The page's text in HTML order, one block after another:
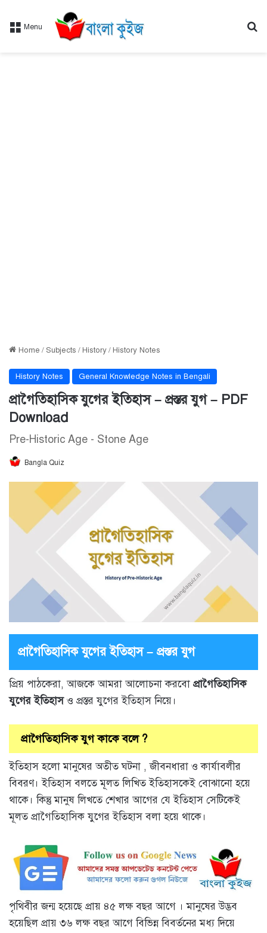
Menu
Home / Subjects /History/History Notes
History Notes General Knowledge Notes in Bengali
প্রাগৈতিহাসিক যুগের ইতিহাস – প্রস্তর যুগ – PDF
Download
Pre-Historic Age - Stone Age
Bangla Quiz
প্রাগৈতিহাসিক যুগের ইতিহাস – প্রস্তর যুগ
প্রিয় পাঠকেরা, আজকে আমরা আলোচনা করবো প্রাগৈতিহাসিক
যুগের ইতিহাসও প্রস্তর যুগের ইতিহাস নিয়ে।
প্রাগৈতিহাসিক যুগ কাকে বলে ?
ইতিহাস হলো মানুষের অতীত ঘটনা , জীবনধারা ও কার্যাবলীর
বিবরণ। ইতিহাস বলতে মূলত লিখিত ইতিহাসকেই বোঝানো হয়ে
থাকে। কিন্তু মানুষ লিখতে শেখার আগের যে ইতিহাস সেটিকেই
মূলত প্রাগৈতিহাসিক যুগের ইতিহাস বলা হয়ে থাকে।
পৃথিবীর জন্ম হয়েছে প্রায় ৪৫ লক্ষ বছর আগে । মানুষের উদ্ভব
হয়েছিল প্রায় ৩৬ লক্ষ বছর আগে বিভিন্ন বিবর্তনের মধ্য দিয়ে